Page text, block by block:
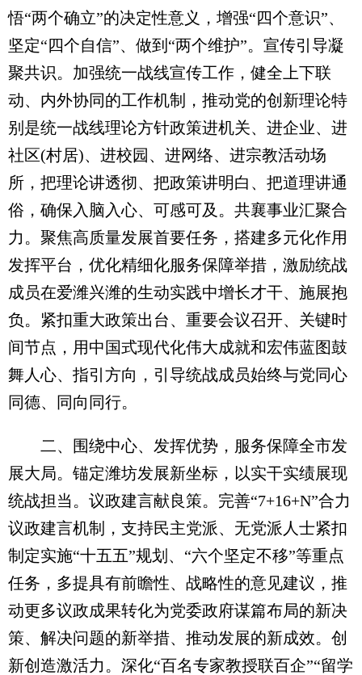
悟“两个确立”的决定性意义，增强“四个意识”、
坚定“四个自信”、做到“两个维护”。宣传引导凝
聚共识。加强统一战线宣传工作，健全上下联
动、内外协同的工作机制，推动党的创新理论特
别是统一战线理论方针政策进机关、进企业、进
社区(村居)、进校园、进网络、进宗教活动场
所，把理论讲透彻、把政策讲明白、把道理讲通
俗，确保入脑入心、可感可及。共襄事业汇聚合
力。聚焦高质量发展首要任务，搭建多元化作用
发挥平台，优化精细化服务保障举措，激励统战
成员在爱潍兴潍的生动实践中增长才干、施展抱
负。紧扣重大政策出台、重要会议召开、关键时
间节点，用中国式现代化伟大成就和宏伟蓝图鼓
舞人心、指引方向，引导统战成员始终与党同心
同德、同向同行。
二、围绕中心、发挥优势，服务保障全市发
展大局。锚定潍坊发展新坐标，以实干实绩展现
统战担当。议政建言献良策。完善“7+16+N”合力
议政建言机制，支持民主党派、无党派人士紧扣
制定实施“十五五”规划、“六个坚定不移”等重点
任务，多提具有前瞻性、战略性的意见建议，推
动更多议政成果转化为党委政府谋篇布局的新决
策、解决问题的新举措、推动发展的新成效。创
新创造激活力。深化“百名专家教授联百企”“留学